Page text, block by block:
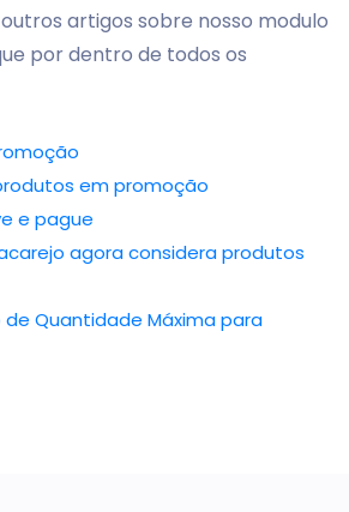
artigos sobre nosso modulo
por dentro de todos os
em promoção
e pague
agora considera produtos
Quantidade Máxima para